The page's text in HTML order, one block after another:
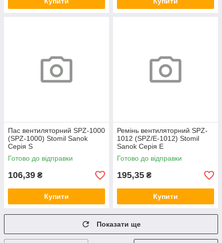
Пас вентиляторний SPZ-1000
(SPZ-1000) Stomil Sanok
Серія S
Готово до відправки
106,39 ₴
Купити
Ремінь вентиляторний SPZ-
1012 (SPZ/E-1012) Stomil
Sanok Серія E
Готово до відправки
195,35 ₴
Купити
Показати ще